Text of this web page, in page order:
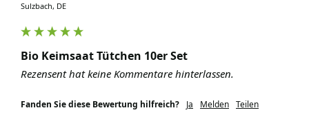
Sulzbach, DE
Bio Keimsaat Tütchen 10er Set
Rezensent hat keine Kommentare hinterlassen.
Fanden Sie diese Bewertung hilfreich? Ja Melden Teilen